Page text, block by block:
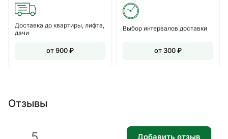
Доставка до квартиры, лифта,
дачи
от 900 ₽
Выбор интервалов доставки
от 300 ₽
Отзывы
Добавить отзыв